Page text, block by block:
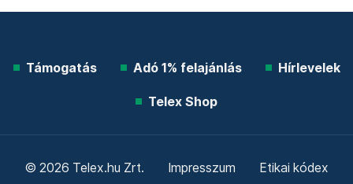
Támogatás Adó 1% felajánlás Hírlevelek
Telex Shop
© 2026 Telex.hu Zrt. Impresszum Etikai kódex